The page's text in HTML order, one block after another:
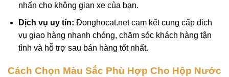
nhấn cho không gian xe của bạn.
Dịch vụ uy tín: Đonghocat.net cam kết cung cấp dịch
vụ giao hàng nhanh chóng, chăm sóc khách hàng tận
tình và hỗ trợ sau bán hàng tốt nhất.
Cách Chọn Màu Sắc Phù Hợp Cho Hộp Nước